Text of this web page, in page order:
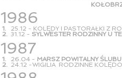
1986
1. 25.12 - KOLĘDY I PASTORAŁKI Z
2. 31.12 - SYLWESTER RODZINNY U
1987
1. 26.04 - MARSZ POWITALNY
2. 24.12 -WIGILIA RODZINNE